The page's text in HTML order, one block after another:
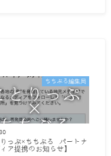
ちちぶる編集局
りっぷ×ちちぶる パートナ
ア提携のお知らせ】